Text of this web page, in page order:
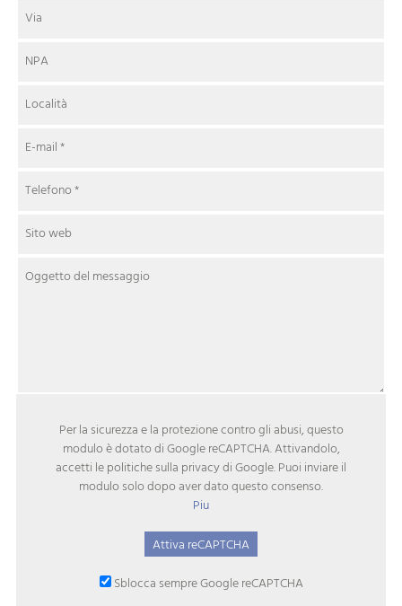
Via
NPA
Località
E-mail*
Telefono*
Sito web
Oggetto del messaggio
Per la sicurezza e la protezione contro gli abusi, questo
modulo è dotato di Google reCAPTCHA. Attivandolo,
accetti le politiche sulla privacy di Google. Puoi inviare il
modulo solo dopo aver dato questo consenso.
Piu
Attiva reCAPTCHA
Sblocca sempre Google reCAPTCHA ‌